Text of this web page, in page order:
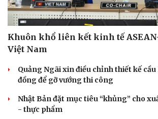
Khuôn khổ liên kết kinh tế
Việt Nam
Quảng Ngãi xin điều chỉnh thiết kế cầu
đồng để gỡ vướng thi công
Nhật Bản đặt mục tiêu “khủng” cho
- thực phẩm